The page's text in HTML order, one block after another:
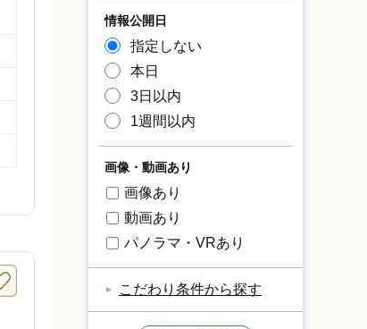
情報公開日
指定しない
本日
3日以内
1週間以内
画像・動画あり
画像あり
動画あり
パノラマ・VRあり
こだわり条件から探す